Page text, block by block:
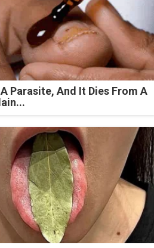
Parasite, And It Dies From A